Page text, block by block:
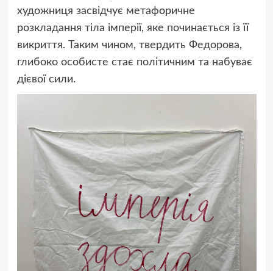
художниця засвідчує метафоричне
розкладання тіла імперії, яке починається із її
викриття. Таким чином, твердить Федорова,
глибоко особисте стає політичним та набуває
дієвої сили.